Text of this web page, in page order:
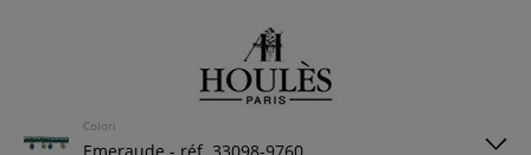
Colori